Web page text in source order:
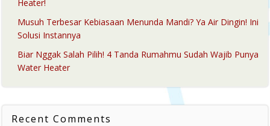
Heater!
Musuh Terbesar Kebiasaan Menunda Mandi? Ya Air Dingin! Ini
Solusi Instannya
Biar Nggak Salah Pilih! 4 Tanda Rumahmu Sudah Wajib Punya
Water Heater
Recent Comments